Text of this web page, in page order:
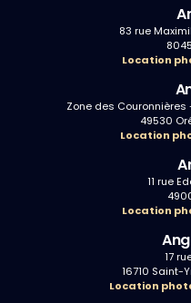
83 rue
Location
Zone des Couronnières
49530
Location
11 rue
Location
17
16710 Saint-
Location